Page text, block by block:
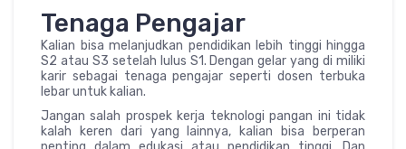
Tenaga Pengajar
Kalian bisa melanjudkan pendidikan lebih tinggi hingga
S2 atau S3 setelah lulus S1. Dengan gelar yang di miliki
karir sebagai tenaga pengajar seperti dosen terbuka
lebar untuk kalian.
Jangan salah prospek kerja teknologi pangan ini tidak
kalah keren dari yang lainnya, kalian bisa berperan